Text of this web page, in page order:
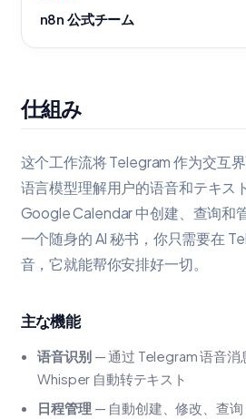
n8n 公式チーム
仕組み
这个工作流将 Telegram 作为交互
语言模型理解用户的语音和テキス
Google Calendar 中创建、查询和
一个随身的 AI 秘书，你只需要在
音，它就能帮你安排好一切。
主な機能
语音识别— 通过 Telegram 语音消
Whisper 自動转テキスト
日程管理 — 自動创建、修改、查